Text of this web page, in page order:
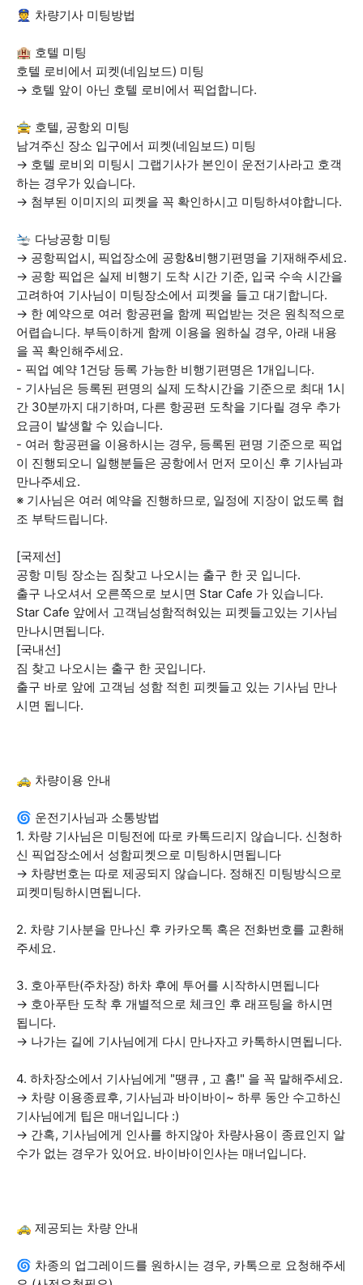
👮 차량기사 미팅방법
🏨 호텔 미팅
호텔 로비에서 피켓(네임보드) 미팅
→ 호텔 앞이 아닌 호텔 로비에서 픽업합니다.
🚖 호텔, 공항외 미팅
남겨주신 장소 입구에서 피켓(네임보드) 미팅
→ 호텔 로비외 미팅시 그랩기사가 본인이 운전기사라고 호객
하는 경우가 있습니다.
→ 첨부된 이미지의 피켓을 꼭 확인하시고 미팅하셔야합니다.
🛬 다낭공항 미팅
→ 공항픽업시, 픽업장소에 공항&비행기편명을 기재해주세요.
→ 공항 픽업은 실제 비행기 도착 시간 기준, 입국 수속 시간을
고려하여 기사님이 미팅장소에서 피켓을 들고 대기합니다.
→ 한 예약으로 여러 항공편을 함께 픽업받는 것은 원칙적으로
어렵습니다. 부득이하게 함께 이용을 원하실 경우, 아래 내용
을 꼭 확인해주세요.
- 픽업 예약 1건당 등록 가능한 비행기편명은 1개입니다.
- 기사님은 등록된 편명의 실제 도착시간을 기준으로 최대 1시
간 30분까지 대기하며, 다른 항공편 도착을 기다릴 경우 추가
요금이 발생할 수 있습니다.
- 여러 항공편을 이용하시는 경우, 등록된 편명 기준으로 픽업
이 진행되오니 일행분들은 공항에서 먼저 모이신 후 기사님과
만나주세요.
※ 기사님은 여러 예약을 진행하므로, 일정에 지장이 없도록 협
조 부탁드립니다.
[국제선]
공항 미팅 장소는 짐찾고 나오시는 출구 한 곳 입니다.
출구 나오셔서 오른쪽으로 보시면 Star Cafe 가 있습니다.
Star Cafe 앞에서 고객님성함적혀있는 피켓들고있는 기사님
만나시면됩니다.
[국내선]
짐 찾고 나오시는 출구 한 곳입니다.
출구 바로 앞에 고객님 성함 적힌 피켓들고 있는 기사님 만나
시면 됩니다.
🚕 차량이용 안내
🌀 운전기사님과 소통방법
1. 차량 기사님은 미팅전에 따로 카톡드리지 않습니다. 신청하
신 픽업장소에서 성함피켓으로 미팅하시면됩니다
→ 차량번호는 따로 제공되지 않습니다. 정해진 미팅방식으로
피켓미팅하시면됩니다.
2. 차량 기사분을 만나신 후 카카오톡 혹은 전화번호를 교환해
주세요.
3. 호아푸탄(주차장) 하차 후에 투어를 시작하시면됩니다
→ 호아푸탄 도착 후 개별적으로 체크인 후 래프팅을 하시면
됩니다.
→ 나가는 길에 기사님에게 다시 만나자고 카톡하시면됩니다.
4. 하차장소에서 기사님에게 "땡큐 , 고 홈!" 을 꼭 말해주세요.
→ 차량 이용종료후, 기사님과 바이바이~ 하루 동안 수고하신
기사님에게 팁은 매너입니다 :)
→ 간혹, 기사님에게 인사를 하지않아 차량사용이 종료인지 알
수가 없는 경우가 있어요. 바이바이인사는 매너입니다.
🚕 제공되는 차량 안내
🌀 차종의 업그레이드를 원하시는 경우, 카톡으로 요청해주세